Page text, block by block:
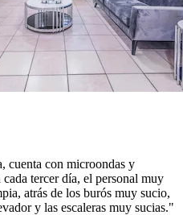
cuenta con microondas y
tercer día, el personal muy
atrás de los burós muy sucio,
y las escaleras muy sucias."